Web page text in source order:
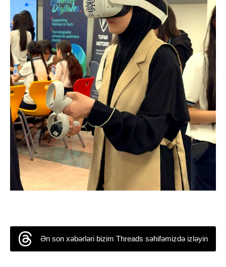
Ən son xəbərləri bizim Threads səhifəmizdə izləyin